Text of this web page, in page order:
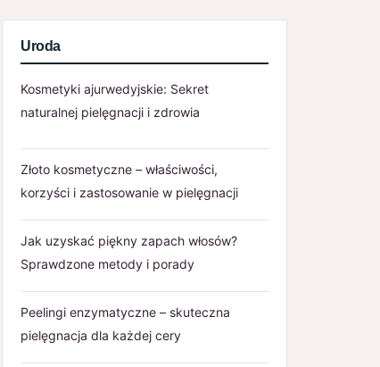
Uroda
Kosmetyki ajurwedyjskie: Sekret
naturalnej pielęgnacji i zdrowia
Złoto kosmetyczne – właściwości,
korzyści i zastosowanie w pielęgnacji
Jak uzyskać piękny zapach włosów?
Sprawdzone metody i porady
Peelingi enzymatyczne – skuteczna
pielęgnacja dla każdej cery